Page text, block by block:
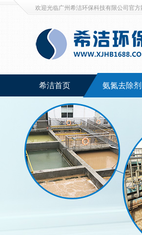
欢迎光临广州希洁环保科技有限公司官方
希洁首页 氨氮去除剂